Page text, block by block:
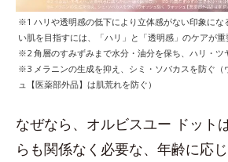
※1 ハリや透明感の低下により立体感がない印象にな
い肌を目指すには、「ハリ」と「透明感」のケアが重
※2 角層のすみずみまで水分・油分を保ち、ハリ・ツ
※3 メラニンの生成を抑え、シミ・ソバカスを防ぐ（
ュ【医薬部外品】は肌荒れを防ぐ）
なぜなら、オルビスユー ドット
らも関係なく必要な、年齢に応